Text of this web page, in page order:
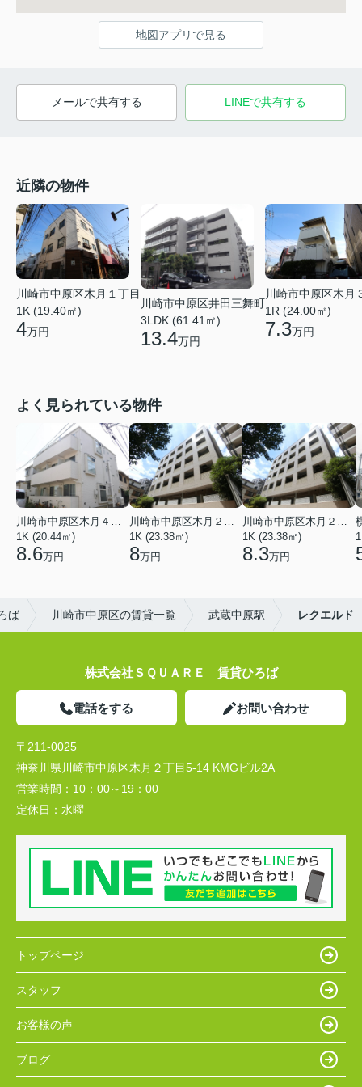
地図アプリで見る
メールで共有する LINEで共有する
近隣の物件
川崎市中原区木月１丁目
1K (19.40㎡)
4万円
川崎市中原区井田三舞町
3LDK (61.41㎡)
13.4万円
川崎市中原区木月
1R (24.00㎡)
7.3万円
よく見られている物件
川崎市中原区木月４丁目
1K (20.44㎡)
8.6万円
川崎市中原区木月２丁目
1K (23.38㎡)
8万円
川崎市中原区木月２丁目
1K (23.38㎡)
8.3万円
ば 川崎市中原区の賃貸一覧 武蔵中原駅 レクエルド
株式会社ＳＱＵＡＲＥ 賃貸ひろば
電話をする お問い合わせ
〒211-0025
神奈川県川崎市中原区木月２丁目5-14 KMGビル2A
営業時間： 10：00～19：00
定休日： 水曜
トップページ
スタッフ
お客様の声
ブログ